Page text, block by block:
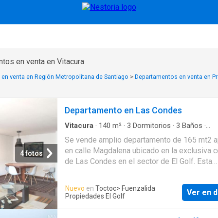
en venta en Vitacura
venta en Región Metropolitana de Santiago > Departamentos en venta en
4 fotos
Departamento en Las Condes
Vitacura · 140 m² · 3 Dormitorios · 3 Baños ·
Se vende amplio departamento de 165 mt2
en calle Magdalena ubicado en la exclusiva
de Las Condes en el sector de El Golf. Esta
comedor con salida a terraza de 20 mt2. 3
dormitorios 1 en suite con balcón más 2
de buen tamaño que comparten 1 baño. Sala
Nuevo en Toctoc> Fuenzalida
Propiedades El Golf
Ver en